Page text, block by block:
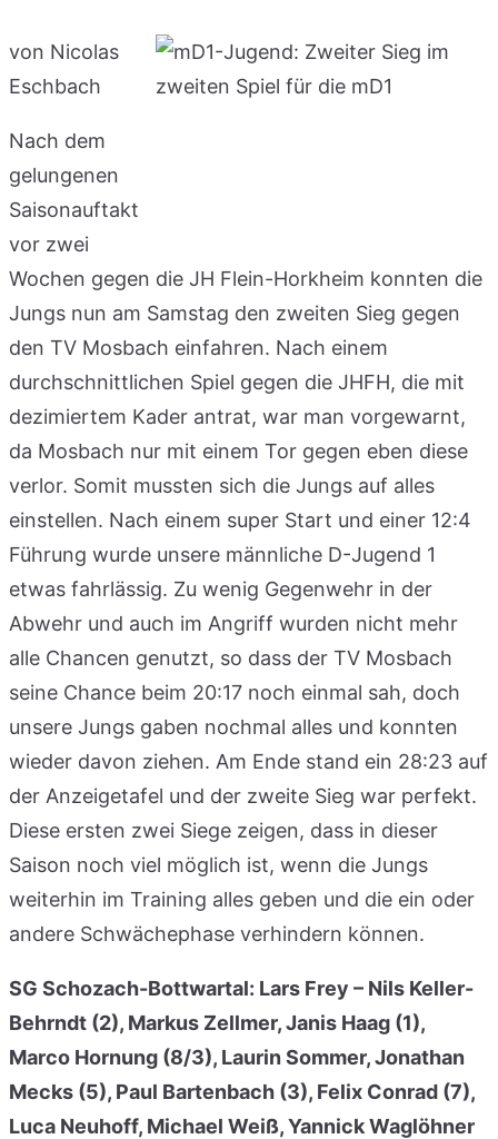
von Nicolas
Eschbach
Nach dem
gelungenen
Saisonauftakt
vor zwei
Wochen gegen die JH Flein-Horkheim konnten die
Jungs nun am Samstag den zweiten Sieg gegen
den TV Mosbach einfahren. Nach einem
durchschnittlichen Spiel gegen die JHFH, die mit
dezimiertem Kader antrat, war man vorgewarnt,
da Mosbach nur mit einem Tor gegen eben diese
verlor. Somit mussten sich die Jungs auf alles
einstellen. Nach einem super Start und einer 12:4
Führung wurde unsere männliche D-Jugend 1
etwas fahrlässig. Zu wenig Gegenwehr in der
Abwehr und auch im Angriff wurden nicht mehr
alle Chancen genutzt, so dass der TV Mosbach
seine Chance beim 20:17 noch einmal sah, doch
unsere Jungs gaben nochmal alles und konnten
wieder davon ziehen. Am Ende stand ein 28:23 auf
der Anzeigetafel und der zweite Sieg war perfekt.
Diese ersten zwei Siege zeigen, dass in dieser
Saison noch viel möglich ist, wenn die Jungs
weiterhin im Training alles geben und die ein oder
andere Schwächephase verhindern können.
SG Schozach-Bottwartal: Lars Frey – Nils Keller-
Behrndt (2), Markus Zellmer, Janis Haag (1),
Marco Hornung (8/3), Laurin Sommer, Jonathan
Mecks (5), Paul Bartenbach (3), Felix Conrad (7),
Luca Neuhoff, Michael Weiß, Yannick Waglöhner